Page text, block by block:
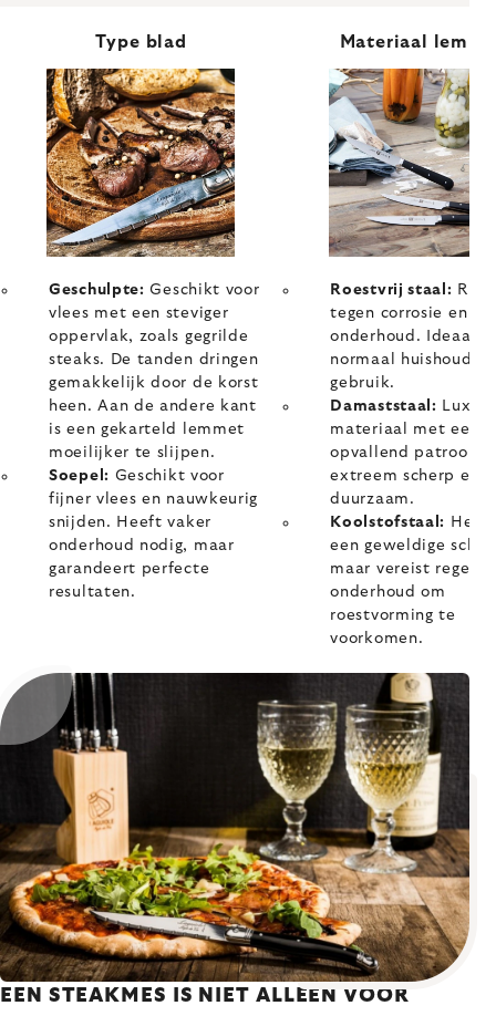
Type blad
Geschulpte: Geschikt voor
vlees met een steviger
oppervlak, zoals gegrilde
steaks. De tanden dringen
gemakkelijk door de korst
heen. Aan de andere kant
is een gekarteld lemmet
moeilijker te slijpen.
Soepel: Geschikt voor
fijner vlees en nauwkeurig
snijden. Heeft vaker
onderhoud nodig, maar
garandeert perfecte
resultaten.
Materiaal
Roestvrij staal:
tegen corrosie en
onderhoud. Ideaal
normaal
gebruik.
Damaststaal:
materiaal met een
opvallend patroon,
extreem scherp en
duurzaam.
Koolstofstaal:
Het
een geweldige
maar vereist
onderhoud om
roestvorming te
voorkomen.
EEN STEAKMES IS NIET ALLEEN VOOR